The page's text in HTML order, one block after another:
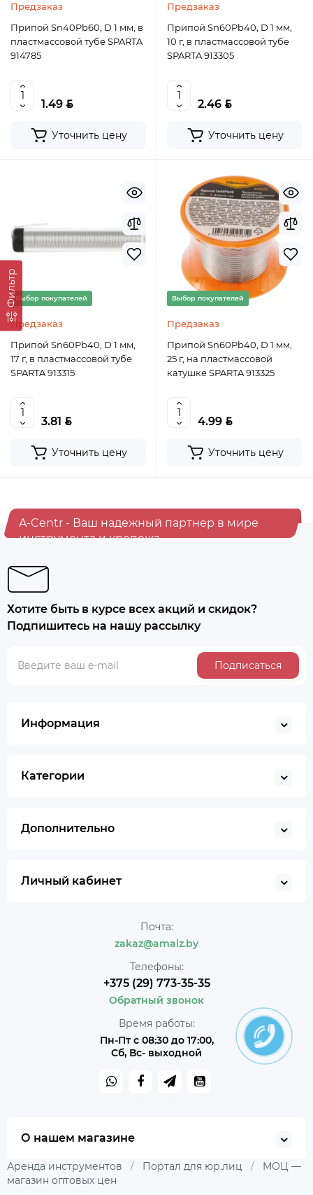
Фильтр
Предзаказ
Припой Sn40Pb60, D 1 мм, в
пластмассовой тубе SPARTA
914785
1.49 BYN
Уточнить цену
Предзаказ
Припой Sn60Pb40, D 1 мм,
10 г, в пластмассовой тубе
SPARTA 913305
2.46 BYN
Уточнить цену
Выбор покупателей
Предзаказ
Припой Sn60Pb40, D 1 мм,
17 г, в пластмассовой тубе
SPARTA 913315
3.81 BYN
Уточнить цену
Выбор покупателей
Предзаказ
Припой Sn60Pb40, D 1 мм,
25 г, на пластмассовой
катушке SPARTA 913325
4.99 BYN
Уточнить цену
A-Centr - Ваш надежный партнер в мире
инструмента и крепежа
Хотите быть в курсе всех акций и скидок?
Подпишитесь на нашу рассылку
Подписаться
Информация
Категории
Дополнительно
Личный кабинет
Почта:
zakaz@amaiz.by
Телефоны:
+375 (29) 773-35-35
Обратный звонок
Время работы:
Пн-Пт с 08:30 до 17:00,
Сб, Вс- выходной
О нашем магазине
Аренда инструментов / Портал для юр.лиц /
МОЦ —
магазин оптовых цен